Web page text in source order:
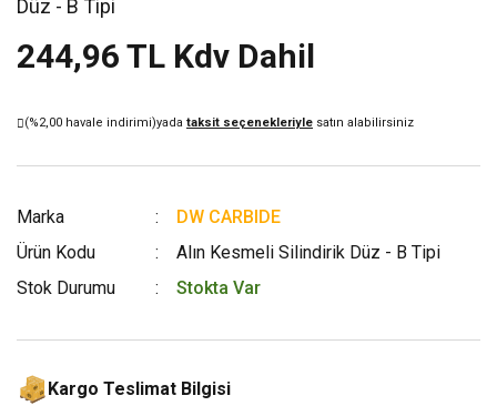
Düz - B Tipi
244,96 TL Kdv Dahil
(%2,00 havale indirimi)yada taksit seçenekleriyle satın alabilirsiniz
Marka
DW CARBIDE
Ürün Kodu
Alın Kesmeli Silindirik Düz - B Tipi
Stok Durumu
Stokta Var
Kargo Teslimat Bilgisi